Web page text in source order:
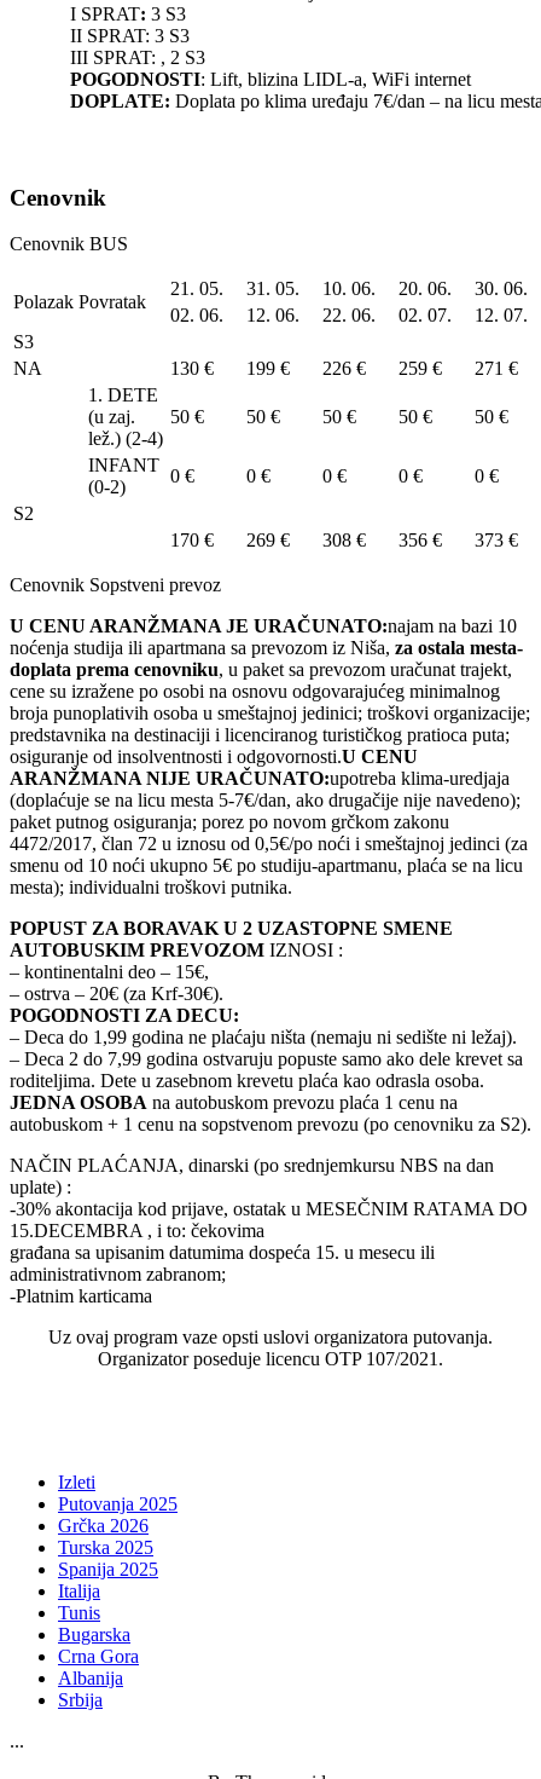
I SPRAT: 3 S3
II SPRAT: 3 S3
III SPRAT: , 2 S3
POGODNOSTI: Lift, blizina LIDL-a, WiFi internet
DOPLATE: Doplata po klima uređaju 7€/dan – na licu
Cenovnik
Cenovnik BUS
Polazak Povratak
21. 05. 31. 05. 10. 06. 20. 06.
30. 06.
02. 06.
12. 06. 22. 06. 02. 07.
12. 07.
S3
NA
130 € 199 € 226 € 259 €
271 €
1. DETE
(u zaj.
lež.) (2-4)
50 € 50 € 50 € 50 € 50 €
INFANT
(0-2)
0 € 0 € 0 € 0 €
0 €
S2
170 €
269 € 308 € 356 € 373 €
Cenovnik Sopstveni prevoz
U CENU ARANŽMANA JE URAČUNATO:najam na bazi 10
noćenja studija ili apartmana sa prevozom iz Niša, za ostala mesta-
doplata prema cenovniku, u paket sa prevozom uračunat trajekt,
cene su izražene po osobi na osnovu odgovarajućeg minimalnog
broja punoplativih osoba u smeštajnoj jedinici; troškovi organizacije;
predstavnika na destinaciji i licenciranog turističkog pratioca puta;
osiguranje od insolventnosti i odgovornosti.U CENU
ARANŽMANA NIJE URAČUNATO:upotreba klima-uredjaja
(doplaćuje se na licu mesta 5-7€/dan, ako drugačije nije navedeno);
paket putnog osiguranja; porez po novom grčkom zakonu
4472/2017, član 72 u iznosu od 0,5€/po noći i smeštajnoj jedinci (za
smenu od 10 noći ukupno 5€ po studiju-apartmanu, plaća se na licu
mesta); individualni troškovi putnika.
POPUST ZA BORAVAK U 2 UZASTOPNE SMENE
AUTOBUSKIM PREVOZOM IZNOSI :
– kontinentalni deo – 15€,
– ostrva – 20€ (za Krf-30€).
POGODNOSTI ZA DECU:
– Deca do 1,99 godina ne plaćaju ništa (nemaju ni sedište ni ležaj).
– Deca 2 do 7,99 godina ostvaruju popuste samo ako dele krevet sa
roditeljima. Dete u zasebnom krevetu plaća kao odrasla osoba.
JEDNA OSOBA na autobuskom prevozu plaća 1 cenu na
autobuskom + 1 cenu na sopstvenom prevozu (po cenovniku za S2).
NAČIN PLAĆANJA, dinarski (po srednjemkursu NBS na dan
uplate) :
-30% akontacija kod prijave, ostatak u MESEČNIM RATAMA DO
15.DECEMBRA , i to: čekovima
građana sa upisanim datumima dospeća 15. u mesecu ili
administrativnom zabranom;
-Platnim karticama
Uz ovaj program vaze opsti uslovi organizatora putovanja.
Organizator poseduje licencu OTP 107/2021.
Izleti
Putovanja 2025
Grčka 2026
Turska 2025
Spanija 2025
Italija
Tunis
Bugarska
Crna Gora
Albanija
Srbija
...